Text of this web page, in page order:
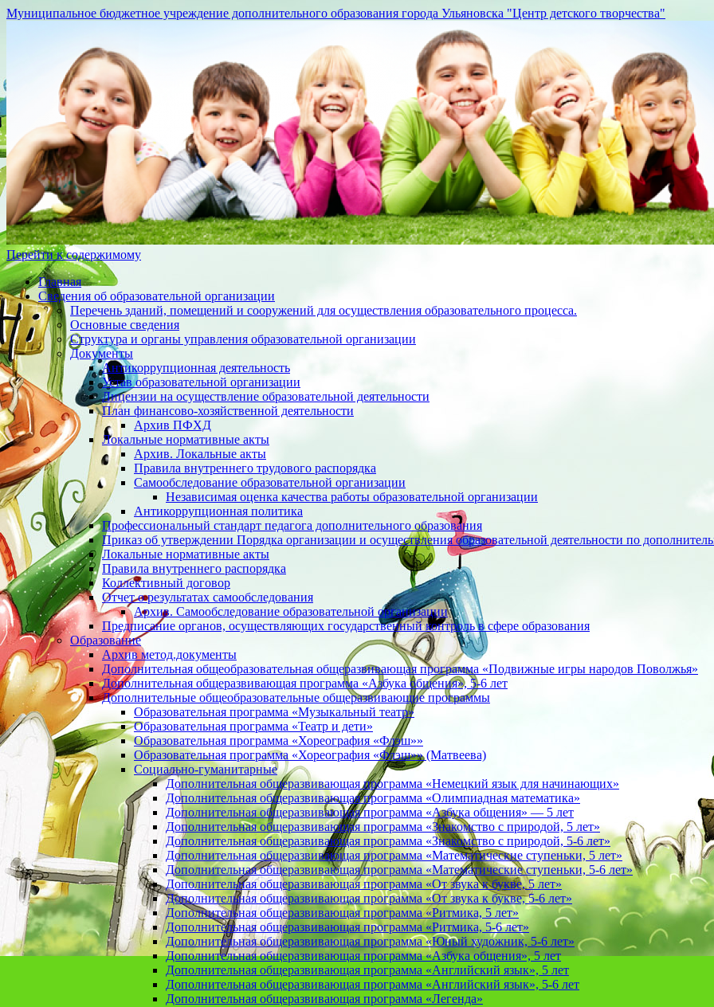
Муниципальное бюджетное учреждение дополнительного образования города Ульяновска "Центр детского творчества"
Перейти к содержимому
Главная
Сведения об образовательной организации
Перечень зданий, помещений и сооружений для осуществления образовательного процесса.
Основные сведения
Структура и органы управления образовательной организации
Документы
Антикоррупционная деятельность
Устав образовательной организации
Лицензии на осуществление образовательной деятельности
План финансово-хозяйственной деятельности
Архив ПФХД
Локальные нормативные акты
Архив. Локальные акты
Правила внутреннего трудового распорядка
Cамообследование образовательной организации
Независимая оценка качества работы образовательной организации
Антикоррупционная политика
Профессиональный стандарт педагога дополнительного образования
Приказ об утверждении Порядка организации и осуществления образовательной деятельности по
Локальные нормативные акты
Правила внутреннего распорядка
Коллективный договор
Отчет о результатах самообследования
Архив. Cамообследование образовательной организации
Предписание органов, осуществляющих государственный контроль в сфере образования
Образование
Архив метод.документы
Дополнительная общеобразовательная общеразвивающая программа «Подвижные игры народов Поволжья»
Дополнительная общеразвивающая программа «Азбука общения», 5-6 лет
Дополнительные общеобразовательные общеразвивающие программы
Образовательная программа «Музыкальный театр»
Образовательная программа «Театр и дети»
Образовательная программа «Хореография «Флэш»»
Образовательная программа «Хореография «Флэш»» (Матвеева)
Социально-гуманитарные
Дополнительная общеразвивающая программа «Немецкий язык для начинающих»
Дополнительная общеразвивающая программа «Олимпиадная математика»
Дополнительная общеразвивающая программа «Азбука общения» — 5 лет
Дополнительная общеразвивающая программа «Знакомство с природой, 5 лет»
Дополнительная общеразвивающая программа «Знакомство с природой, 5-6 лет»
Дополнительная общеразвивающая программа «Математические ступеньки, 5 лет»
Дополнительная общеразвивающая программа «Математические ступеньки, 5-6 лет»
Дополнительная общеразвивающая программа «От звука к букве, 5 лет»
Дополнительная общеразвивающая программа «От звука к букве, 5-6 лет»
Дополнительная общеразвивающая программа «Ритмика, 5 лет»
Дополнительная общеразвивающая программа «Ритмика, 5-6 лет»
Дополнительная общеразвивающая программа «Юный художник, 5-6 лет»
Дополнительная общеразвивающая программа «Азбука общения», 5 лет
Дополнительная общеразвивающая программа «Английский язык», 5 лет
Дополнительная общеразвивающая программа «Английский язык», 5-6 лет
Дополнительная общеразвивающая программа «Легенда»